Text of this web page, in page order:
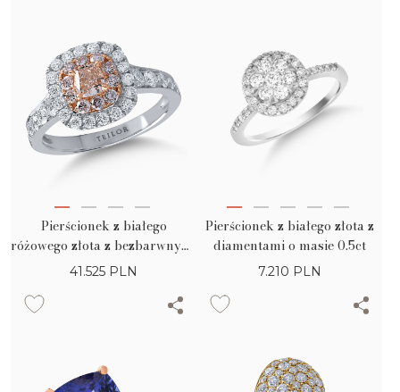
Pierścionek z białego
różowego złota z bezbarwnymi
diamentami o masie 0.8ct i
41.525 PLN
Pierścionek z białego złota z
diamentami o masie 0.5ct
7.210 PLN